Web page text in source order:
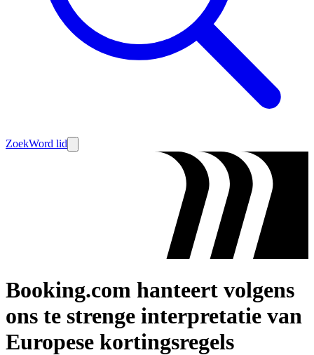
ZoekWord lid
Booking.com hanteert volgens
ons te strenge interpretatie van
Europese kortingsregels